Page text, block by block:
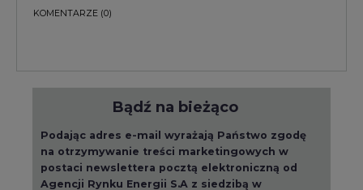
KOMENTARZE (0)
Bądź na bieżąco
Podając adres e-mail wyrażają Państwo zgodę
na otrzymywanie treści marketingowych w
postaci newslettera pocztą elektroniczną od
Agencji Rynku Energii S.A z siedzibą w